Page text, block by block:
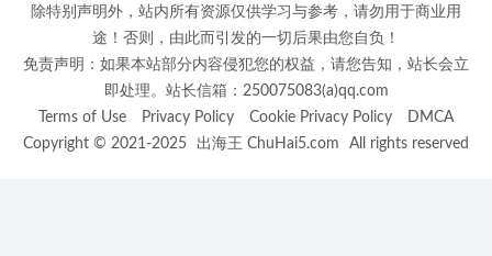
除特别声明外，站内所有资源仅供学习与参考，请勿用于商业用
途！否则，由此而引发的一切后果由您自负！
免责声明：如果本站部分内容侵犯您的权益，请您告知，站长会立
即处理。站长信箱：250075083(a)qq.com
Terms of Use
Privacy Policy Cookie Privacy Policy
DMCA
Copyright © 2021-2025
出海王 ChuHai5.com All rights reserved